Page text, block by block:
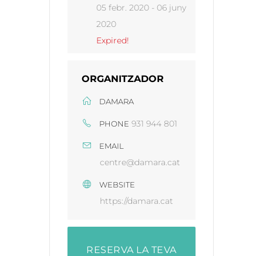
05 febr. 2020 - 06 juny
2020
Expired!
ORGANITZADOR
DAMARA
PHONE 931 944 801
EMAIL
centre@damara.cat
WEBSITE
https://damara.cat
RESERVA LA TEVA